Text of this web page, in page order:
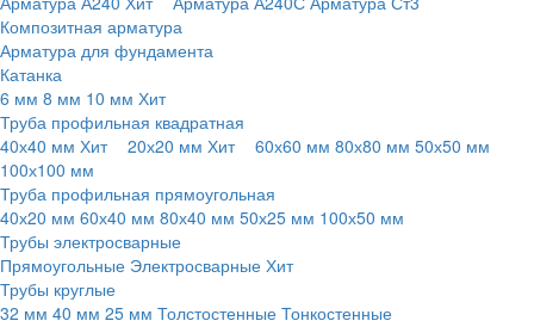
Композитная арматура
Арматура для фундамента
Катанка
6 мм 8 мм 10 мм Хит
Труба профильная квадратная
40х40 мм Хит 20х20 мм Хит 60х60 мм 80х80 мм 50х50 мм
100х100 мм
Труба профильная прямоугольная
40х20 мм 60х40 мм 80х40 мм 50х25 мм 100х50 мм
Трубы электросварные
Прямоугольные Электросварные Хит
Трубы круглые
32 мм 40 мм 25 мм Толстостенные Тонкостенные